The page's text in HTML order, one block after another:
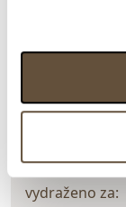
Martin
159583.
ve filmu
Vyvolávací
vydraženo za: